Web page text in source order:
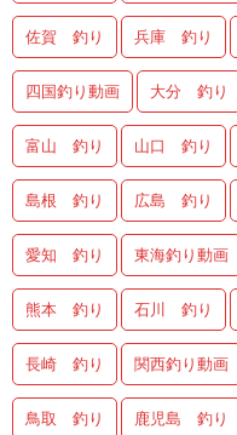
佐賀 釣り 兵庫 釣り
四国釣り動画 大分 釣り
富山 釣り 山口 釣り
島根 釣り 広島 釣り
愛知 釣り 東海釣り動画
熊本 釣り 石川 釣り
長崎 釣り 関西釣り動画
鳥取 釣り 鹿児島 釣り